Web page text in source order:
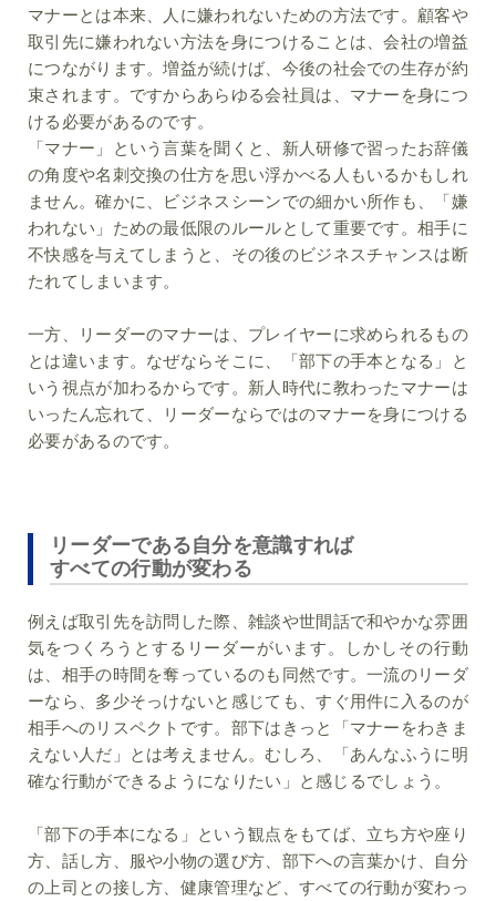
マナーとは本来、人に嫌われないための方法です。顧客や
取引先に嫌われない方法を身につけることは、会社の増益
につながります。増益が続けば、今後の社会での生存が約
束されます。ですからあらゆる会社員は、マナーを身につ
ける必要があるのです。
「マナー」という言葉を聞くと、新人研修で習ったお辞儀
の角度や名刺交換の仕方を思い浮かべる人もいるかもしれ
ません。確かに、ビジネスシーンでの細かい所作も、「嫌
われない」ための最低限のルールとして重要です。相手に
不快感を与えてしまうと、その後のビジネスチャンスは断
たれてしまいます。
一方、リーダーのマナーは、プレイヤーに求められるもの
とは違います。なぜならそこに、「部下の手本となる」と
いう視点が加わるからです。新人時代に教わったマナーは
いったん忘れて、リーダーならではのマナーを身につける
必要があるのです。
リーダーである自分を意識すれば
すべての行動が変わる
例えば取引先を訪問した際、雑談や世間話で和やかな雰囲
気をつくろうとするリーダーがいます。しかしその行動
は、相手の時間を奪っているのも同然です。一流のリーダ
ーなら、多少そっけないと感じても、すぐ用件に入るのが
相手へのリスペクトです。部下はきっと「マナーをわきま
えない人だ」とは考えません。むしろ、「あんなふうに明
確な行動ができるようになりたい」と感じるでしょう。
「部下の手本になる」という観点をもてば、立ち方や座り
方、話し方、服や小物の選び方、部下への言葉かけ、自分
の上司との接し方、健康管理など、すべての行動が変わっ